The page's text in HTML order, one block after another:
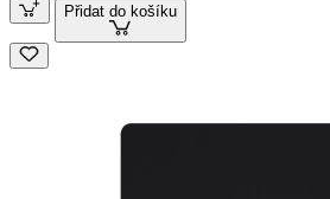
Přidat do košíku